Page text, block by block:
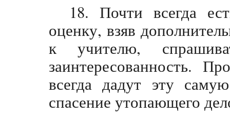
18. Почти всегда
оценку, взяв
к учителю,
заинтересованность.
всегда дадут эту
спасение утопающего